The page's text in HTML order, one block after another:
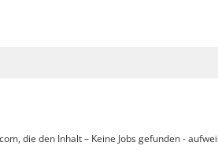
die den Inhalt – Keine Jobs gefunden -